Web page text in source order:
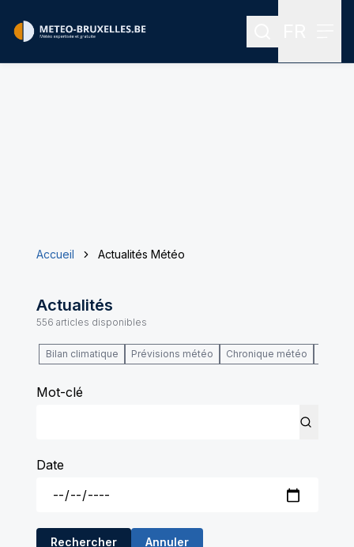
Rechercher
Accueil Actualités Météo
Actualités
556 articles disponibles
Bilan climatique Prévisions météo Chronique météo
Mot-clé
Date
Rechercher Annuler